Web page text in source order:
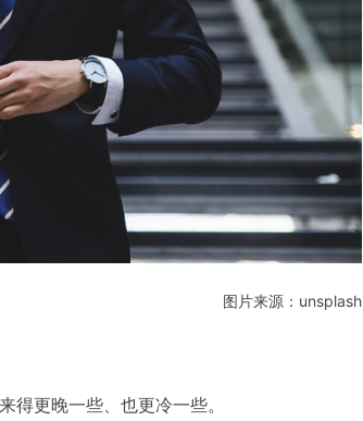
图片来源：unsplash
更晚一些、也更冷一些。